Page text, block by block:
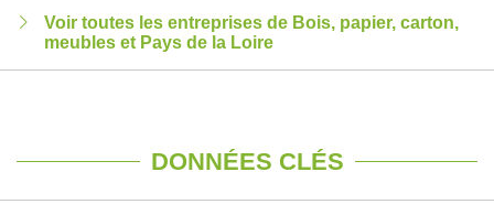
Voir toutes les entreprises de Bois, papier, carton,
meubles et Pays de la Loire
DONNÉES CLÉS